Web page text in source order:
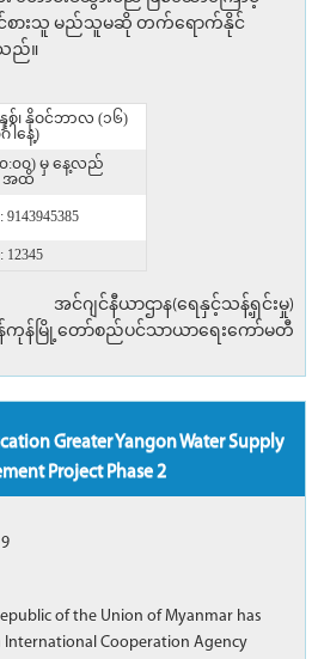
င်စားသူ မည်သူမဆို တက်ရောက်နိုင်
သည်။
နှစ်၊ နိုဝင်ဘာလ (၁၆)
ါနေ့)
:၀၀) မှ နေ့လည်
အထိ
9143945385
12345
အင်ဂျင်နီယာဌာန(ရေနှင့်သန့်ရှင်းမှု)
ကုန်မြို့တော်စည်ပင်သာယာရေးကော်မတီ
Greater Yangon Water Supply
Project Phase 2
of the Union of Myanmar has
International Cooperation Agency